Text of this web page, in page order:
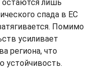
лишь
спада в ЕС
Помимо
усиливает
региона, что
устойчивость.